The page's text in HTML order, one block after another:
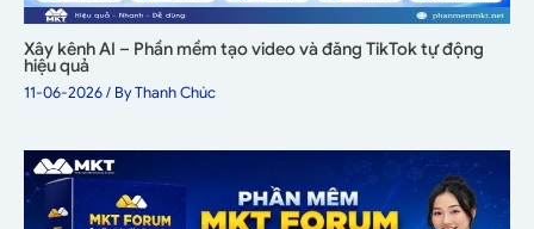
Xây kênh AI – Phần mềm tạo video và đăng TikTok tự động
hiệu quả
11-06-2026/ ByThanh Chúc